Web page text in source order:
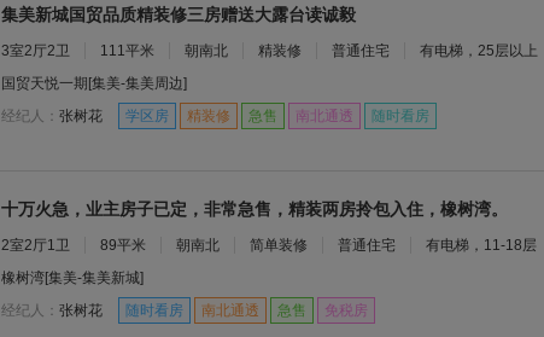
集美新城国贸品质精装修三房赠送大露台读诚毅
3室2厅2卫 111平米 朝南北 精装修 普通住宅
有电梯，25层以上
国贸天悦一期 [集美-集美周边]
经纪人： 张树花 学区房 精装修 急售 南北通透 随时看房
十万火急，业主房子已定，非常急售，精装两房拎包入住，橡树湾。
2室2厅1卫 89平米 朝南北 简单装修 普通住宅
有电梯，11-18层
橡树湾[集美-集美新城]
经纪人： 张树花 随时看房 南北通透 急售 免税房